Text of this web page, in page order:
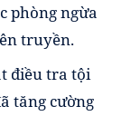
phòng ngừa
truyền.
điều tra tội
tăng cường